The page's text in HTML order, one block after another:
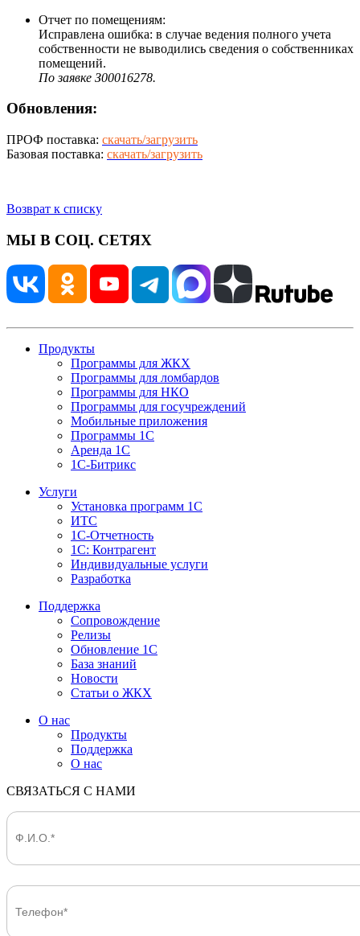
Отчет по помещениям:
Исправлена ошибка: в случае ведения полного учета
собственности не выводились сведения о собственниках
помещений.
По заявке З00016278.
Обновления:
ПРОФ поставка: скачать/загрузить
Базовая поставка: скачать/загрузить
Возврат к списку
МЫ В СОЦ. СЕТЯХ
Продукты
Программы для ЖКХ
Программы для ломбардов
Программы для НКО
Программы для госучреждений
Мобильные приложения
Программы 1С
Аренда 1С
1С-Битрикс
Услуги
Установка программ 1С
ИТС
1С-Отчетность
1С: Контрагент
Индивидуальные услуги
Разработка
Поддержка
Сопровождение
Релизы
Обновление 1С
База знаний
Новости
Статьи о ЖКХ
О нас
Продукты
Поддержка
О нас
СВЯЗАТЬСЯ С НАМИ